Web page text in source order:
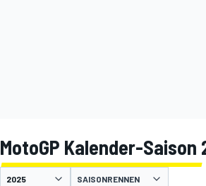
MotoGP Kalender-Saison
SAISONRENNEN